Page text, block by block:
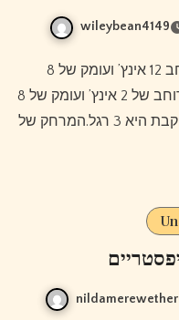
wileybean4149
אינץ’.שלוש הכרטיסיות הנותרות הן ברוחב של 2 אינץ’ ועומק של 8
nildamerewether